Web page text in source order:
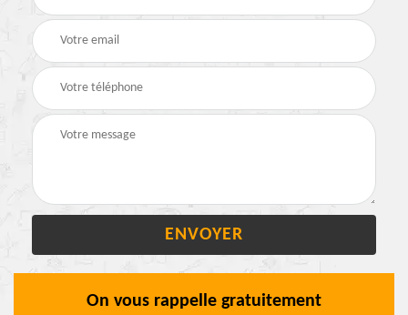
On vous rappelle gratuitement